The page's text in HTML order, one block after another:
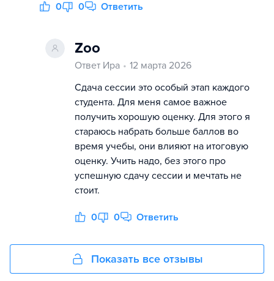
0 0 Ответить
Zoo
Ответ Ира
12 марта 2026
Сдача сессии это особый этап каждого
студента. Для меня самое важное
получить хорошую оценку. Для этого я
стараюсь набрать больше баллов во
время учебы, они влияют на итоговую
оценку. Учить надо, без этого про
успешную сдачу сессии и мечтать не
стоит.
0 0 Ответить
Показать все отзывы